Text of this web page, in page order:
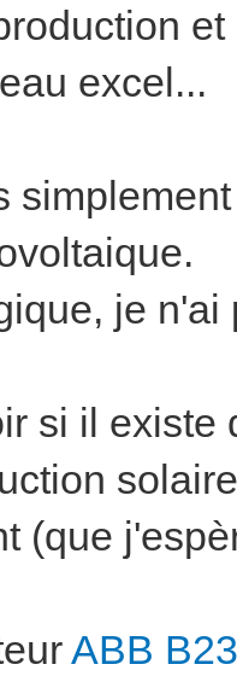
excel...
je n'ai
si il existe
(que
ABB